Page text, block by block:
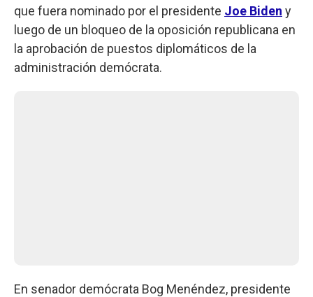
que fuera nominado por el presidente Joe Biden y
luego de un bloqueo de la oposición republicana en
la aprobación de puestos diplomáticos de la
administración demócrata.
En senador demócrata Bog Menéndez, presidente